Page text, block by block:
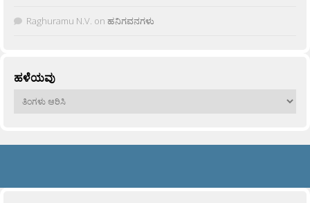
Raghuramu N.V. on ಹನಿಗವನಗಳು
ಹಳೆಯವು
ಹಳೆಯವು